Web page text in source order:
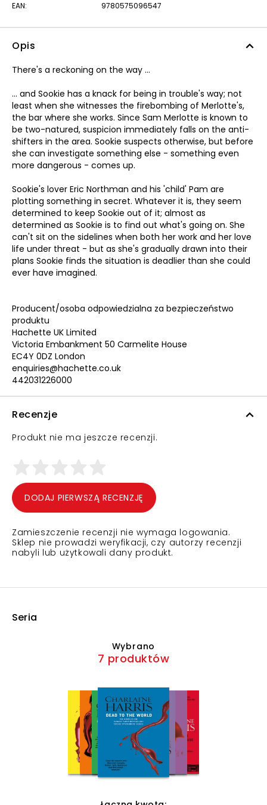
EAN: 9780575096547
Opis
There's a reckoning on the way ...
... and Sookie has a knack for being in trouble's way; not
least when she witnesses the firebombing of Merlotte's,
the bar where she works. Since Sam Merlotte is known to
be two-natured, suspicion immediately falls on the anti-
shifters in the area. Sookie suspects otherwise, but before
she can investigate something else - something even
more dangerous - comes up.
Sookie's lover Eric Northman and his 'child' Pam are
plotting something in secret. Whatever it is, they seem
determined to keep Sookie out of it; almost as
determined as Sookie is to find out what's going on. She
can't sit on the sidelines when both her work and her love
life under threat - but as she's gradually drawn into their
plans Sookie finds the situation is deadlier than she could
ever have imagined.
Producent/osoba odpowiedzialna za bezpieczeństwo
produktu
Hachette UK Limited
Victoria Embankment 50 Carmelite House
EC4Y 0DZ London
enquiries@hachette.co.uk
442031226000
Recenzje
Produkt nie ma jeszcze recenzji.
DODAJ PIERWSZĄ RECENZJĘ
Zamieszczenie recenzji nie wymaga logowania.
Sklep nie prowadzi weryfikacji, czy autorzy recenzji
nabyli lub użytkowali dany produkt.
Seria
Wybrano
7 produktów